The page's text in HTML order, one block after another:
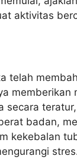
aktivitas
telah
secara
badan,
kekebalan